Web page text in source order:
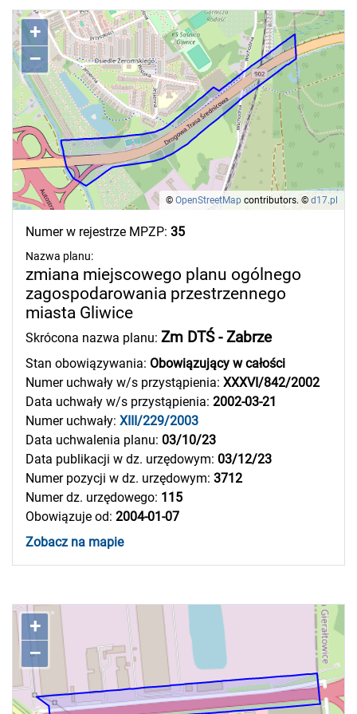
+
–
© OpenStreetMap contributors. © d17.pl
Numer w rejestrze MPZP: 35
Nazwa planu:
zmiana miejscowego planu ogólnego
zagospodarowania przestrzennego
miasta Gliwice
Skrócona nazwa planu: Zm DTŚ - Zabrze
Stan obowiązywania: Obowiązujący w całości
Numer uchwały w/s przystąpienia: XXXVI/842/2002
Data uchwały w/s przystąpienia: 2002-03-21
Numer uchwały: XIII/229/2003
Data uchwalenia planu: 03/10/23
Data publikacji w dz. urzędowym: 03/12/23
Numer pozycji w dz. urzędowym: 3712
Numer dz. urzędowego: 115
Obowiązuje od: 2004-01-07
Zobacz na mapie
+
–